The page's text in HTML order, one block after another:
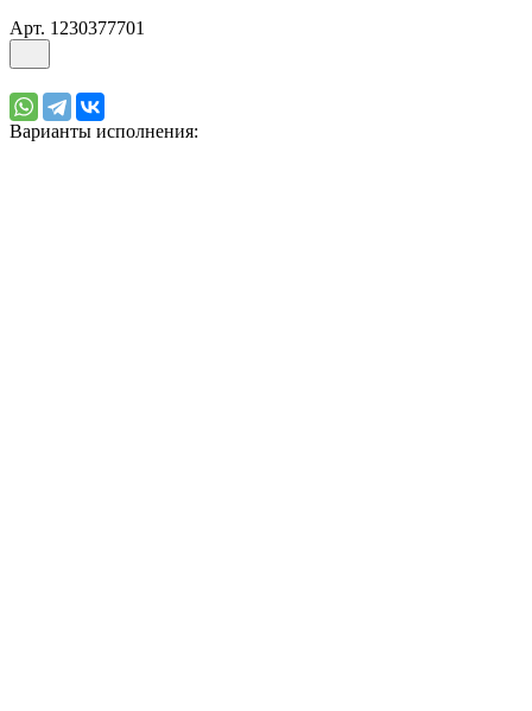
Арт. 1230377701
Варианты исполнения: